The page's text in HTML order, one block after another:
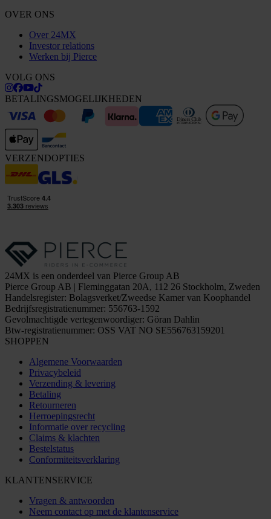
OVER ONS
Over 24MX
Investor relations
Werken bij Pierce
VOLG ONS
BETALINGSMOGELIJKHEDEN
VERZENDOPTIES
24MX is een onderdeel van Pierce Group AB
Pierce Group AB | Fleminggatan 20A, 112 26 Stockholm, Zweden
Handelsregister: Bolagsverket/Zweedse Kamer van Koophandel
Bedrijfsregistratienummer: 556763-1592
Gevolmachtigde vertegenwoordiger: Göran Dahlin
Btw-registratienummer: OSS VAT NO SE556763159201
SHOPPEN
Algemene Voorwaarden
Privacybeleid
Verzending & levering
Betaling
Retourneren
Herroepingsrecht
Informatie over recycling
Claims & klachten
Bestelstatus
Conformiteitsverklaring
KLANTENSERVICE
Vragen & antwoorden
Neem contact op met de klantenservice